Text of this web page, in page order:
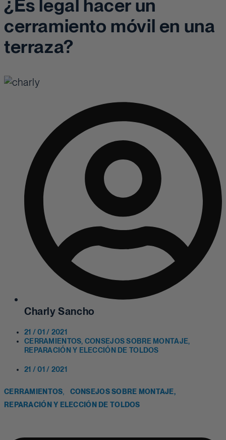
¿Es legal hacer un
cerramiento móvil en una
terraza?
Charly Sancho
21 / 01 / 2021
CERRAMIENTOS, CONSEJOS SOBRE MONTAJE,
REPARACIÓN Y ELECCIÓN DE TOLDOS
21 / 01 / 2021
CERRAMIENTOS,
CONSEJOS SOBRE MONTAJE,
REPARACIÓN Y ELECCIÓN DE TOLDOS